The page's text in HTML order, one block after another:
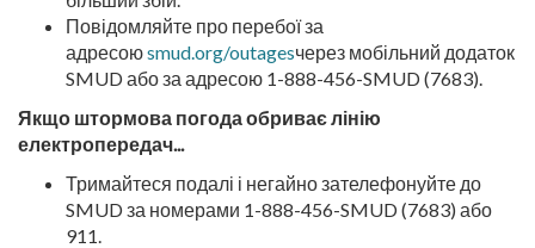
Повідомляйте про перебої за
адресоюsmud.org/outagesчерез мобільний додаток
SMUD або за адресою 1-888-456-SMUD (7683).
Якщо штормова погода обриває лінію
електропередач...
Тримайтеся подалі і негайно зателефонуйте до
SMUD за номерами 1-888-456-SMUD (7683) або
911.